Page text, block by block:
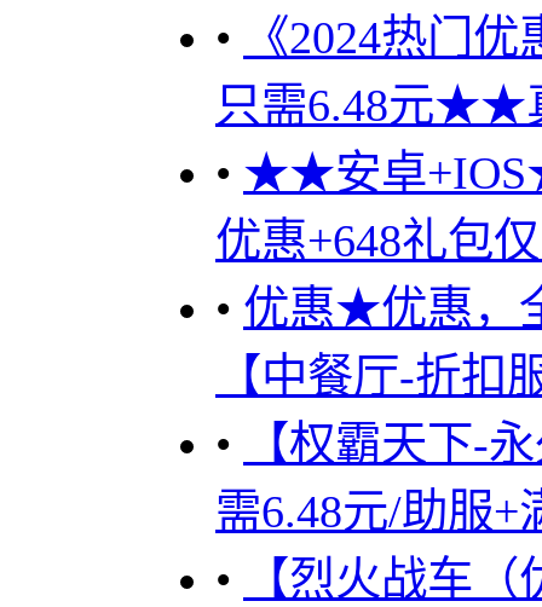
•
《2024热门
只需6.48元
• ★★安卓
优惠+648礼包
• 优惠★优惠，
【中餐厅-折扣
•
【权霸天下-
需6.48元/助服+
•
【烈火战车